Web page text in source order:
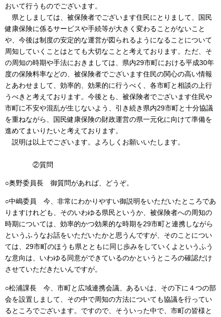
おいて行うものでございます。
県としましては、被保険者でございます住民にとりまして、国民
健康保険に係るサービスや手続等が大きく変わることがないこと
や、今後は制度の安定的な運営が図られるようになることについて
周知していくことはとても大切なことと考えております。ただ、そ
の周知の時期や手法におきましては、県内29市町における平成30年
度の保険料率などの、被保険者でございます住民の関心の高い情報
とあわせまして、効率的、効果的に行うべく、各市町と相談の上行
うべきと考えております。今後とも、被保険者でございます住民や
市町に不安や混乱が生じないよう、引き続き県内29市町と十分協議
を重ねながら、国民健康保険の財政運営の県一元化に向けて準備を
進めてまいりたいと考えております。
説明は以上でございます。よろしくお願いいたします。
②質問
○奥野委員長 御質問があれば、どうぞ。
○中嶋委員 今、非常にわかりやすい御説明をいただいたところであ
りますけれども、そのいわゆる県民というか、被保険者への周知の
時期については、効率的かつ効果的な時期を29市町と連携しながら
というふうなお話をいただいたかと思うんですが、そのことについ
ては、29市町のほうも県とともに同じ歩みをしていくよというふう
な意向は、いわゆる同意ができているのかというところの確認だけ
させていただきたいんですが。
○松浦課長 今、市町と広域連携会議、あるいは、その下に４つの部
会を設置しまして、その中で周知の方法についても協議を行ってい
るところでございます。ですので、そういった中で、市町の皆様と